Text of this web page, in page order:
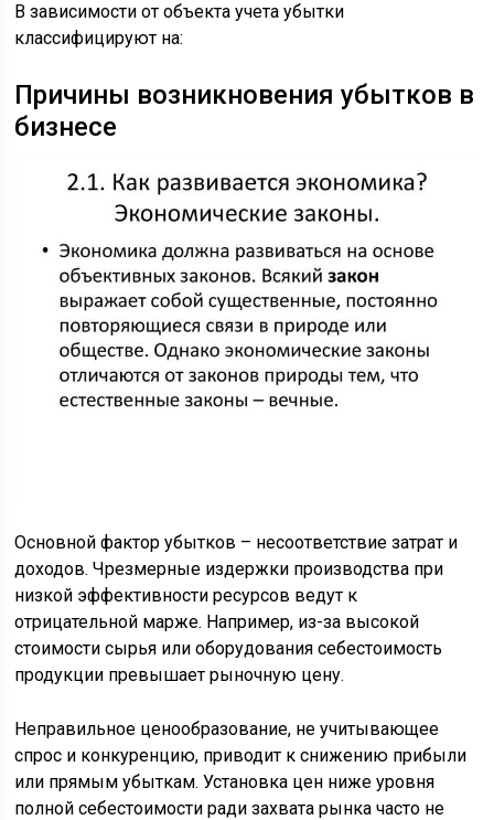
В зависимости от объекта учета убытки
классифицируют на:
Причины возникновения убытков в
бизнесе
Основной фактор убытков – несоответствие затрат и
доходов. Чрезмерные издержки производства при
низкой эффективности ресурсов ведут к
отрицательной марже. Например, из-за высокой
стоимости сырья или оборудования себестоимость
продукции превышает рыночную цену.
Неправильное ценообразование, не учитывающее
спрос и конкуренцию, приводит к снижению прибыли
или прямым убыткам. Установка цен ниже уровня
полной себестоимости ради захвата рынка часто не